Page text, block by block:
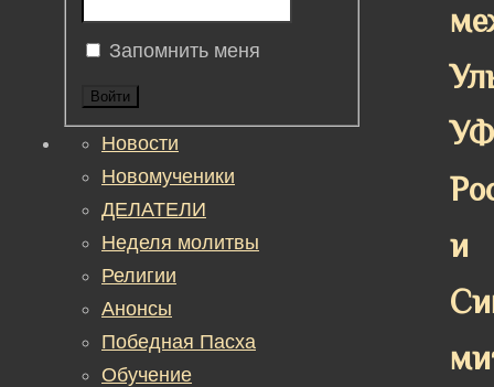
и
Запомнить меня
Войти
Новости
Новомученики
ДЕЛАТЕЛИ
Неделя молитвы
Религии
Анонсы
Победная Пасха
Обучение